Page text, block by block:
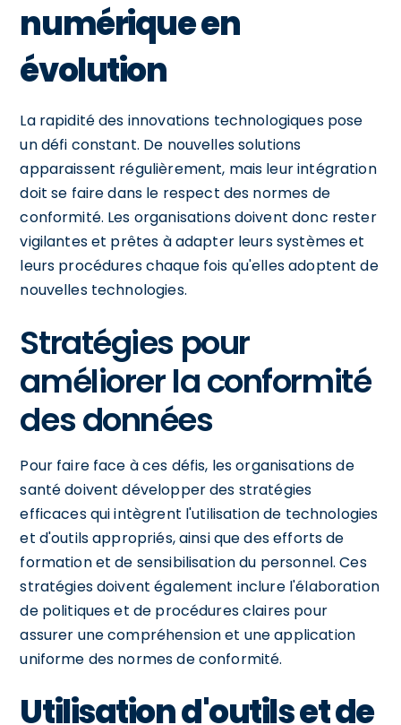
numérique en
évolution
La rapidité des innovations technologiques pose
un défi constant. De nouvelles solutions
apparaissent régulièrement, mais leur intégration
doit se faire dans le respect des normes de
conformité. Les organisations doivent donc rester
vigilantes et prêtes à adapter leurs systèmes et
leurs procédures chaque fois qu'elles adoptent de
nouvelles technologies.
Stratégies pour
améliorer la conformité
des données
Pour faire face à ces défis, les organisations de
santé doivent développer des stratégies
efficaces qui intègrent l'utilisation de technologies
et d'outils appropriés, ainsi que des efforts de
formation et de sensibilisation du personnel. Ces
stratégies doivent également inclure l'élaboration
de politiques et de procédures claires pour
assurer une compréhension et une application
uniforme des normes de conformité.
Utilisation d'outils et de